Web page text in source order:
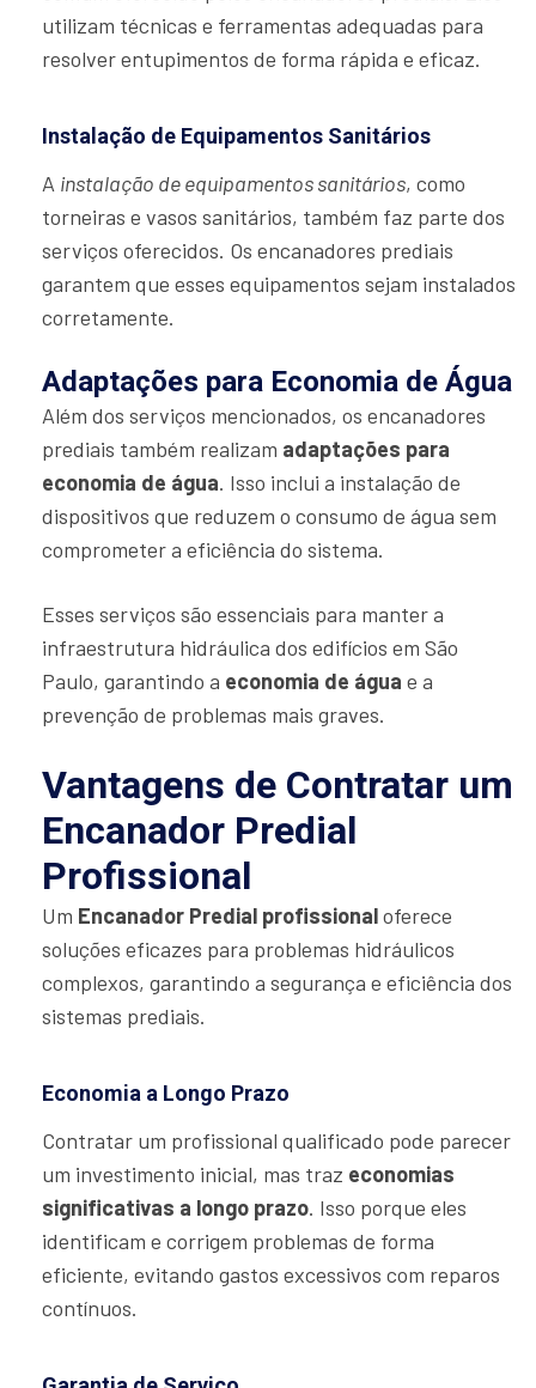
utilizam técnicas e ferramentas adequadas para
resolver entupimentos de forma rápida e eficaz.
Instalação de Equipamentos Sanitários
A instalação de equipamentos sanitários, como
torneiras e vasos sanitários, também faz parte dos
serviços oferecidos. Os encanadores prediais
garantem que esses equipamentos sejam instalados
corretamente.
Adaptações para Economia de Água
Além dos serviços mencionados, os encanadores
prediais também realizam adaptações para
economia de água. Isso inclui a instalação de
dispositivos que reduzem o consumo de água sem
comprometer a eficiência do sistema.
Esses serviços são essenciais para manter a
infraestrutura hidráulica dos edifícios em São
Paulo, garantindo a economia de água e a
prevenção de problemas mais graves.
Vantagens de Contratar um
Encanador Predial
Profissional
Um Encanador Predial profissionaloferece
soluções eficazes para problemas hidráulicos
complexos, garantindo a segurança e eficiência dos
sistemas prediais.
Economia a Longo Prazo
Contratar um profissional qualificado pode parecer
um investimento inicial, mas traz economias
significativas a longo prazo. Isso porque eles
identificam e corrigem problemas de forma
eficiente, evitando gastos excessivos com reparos
contínuos.